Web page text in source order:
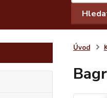
Úvod